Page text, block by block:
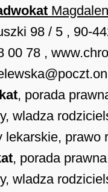
98 / 5 , 90-
00 78 ,
, porada
wladza
prawo
, porada
wladza